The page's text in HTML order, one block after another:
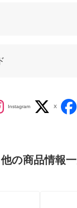
他の商品情報